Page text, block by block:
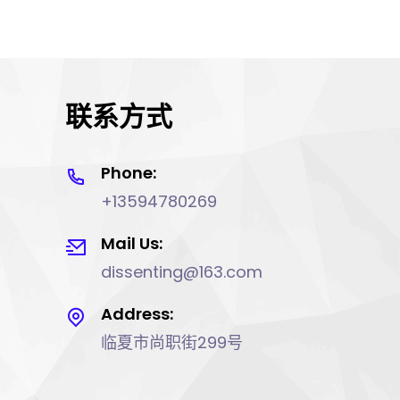
联系方式
Phone:
+13594780269
Mail Us:
dissenting@163.com
Address:
临夏市尚职街299号